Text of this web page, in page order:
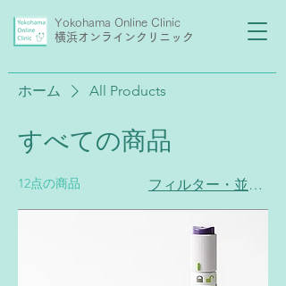
Yokohama Online Clinic
横浜オンラインクリニック
ホーム All Products
すべての商品
12点の商品 フィルター・並び替え